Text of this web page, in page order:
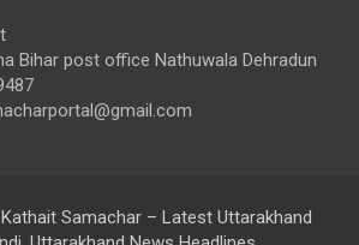
Bihar post office Nathuwala Dehradun
Kathait Samachar – Latest Uttarakhand